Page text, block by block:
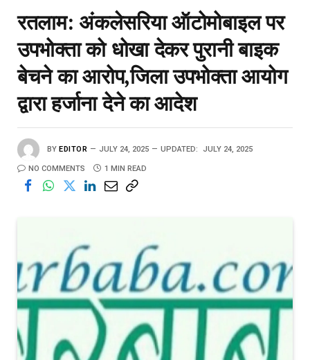
रतलाम: अंकलेसरिया ऑटोमोबाइल पर
उपभोक्ता को धोखा देकर पुरानी बाइक
बेचने का आरोप,जिला उपभोक्ता आयोग
द्वारा हर्जाना देने का आदेश
BY EDITOR JULY 24, 2025 UPDATED: JULY 24, 2025
NO COMMENTS 1 MIN READ